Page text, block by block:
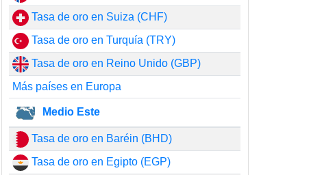
Tasa de oro en Suiza (CHF)
Tasa de oro en Turquía (TRY)
Tasa de oro en Reino Unido (GBP)
Más países en Europa
Medio Este
Tasa de oro en Baréin (BHD)
Tasa de oro en Egipto (EGP)